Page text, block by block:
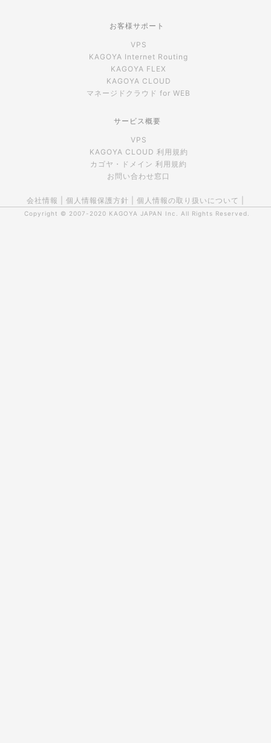
お客様サポート
VPS
KAGOYA Internet Routing
KAGOYA FLEX
KAGOYA CLOUD
マネージドクラウド for WEB
サービス概要
VPS
KAGOYA CLOUD 利用規約
カゴヤ・ドメイン 利用規約
お問い合わせ窓口
会社情報 個人情報保護方針 個人情報の取り扱いについて
Copyright © 2007-2020 KAGOYA JAPAN Inc. All Rights Reserved.